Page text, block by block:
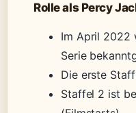
Rolle als Percy
Im April 2022
Serie
Die erste
Staffel 2 ist